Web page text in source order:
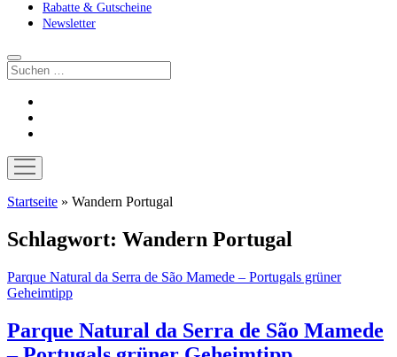
Rabatte & Gutscheine
Newsletter
Suchen
Menü
öffnen
Startseite » Wandern Portugal
Schlagwort: Wandern Portugal
Parque Natural da Serra de São Mamede – Portugals grüner
Geheimtipp
Parque Natural da Serra de São Mamede